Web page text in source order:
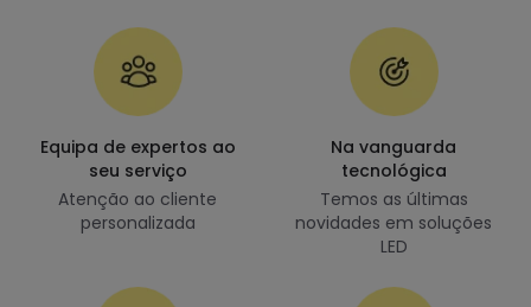
Equipa de expertos ao
seu serviço
Atenção ao cliente
personalizada
Na vanguarda
tecnológica
Temos as últimas
novidades em soluções
LED